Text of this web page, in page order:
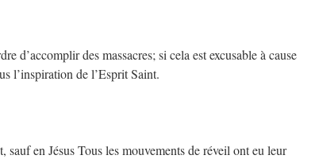
d’accomplir des massacres; si cela est excusable à cause
l’inspiration de l’Esprit Saint.
en Jésus Tous les mouvements de réveil ont eu leur